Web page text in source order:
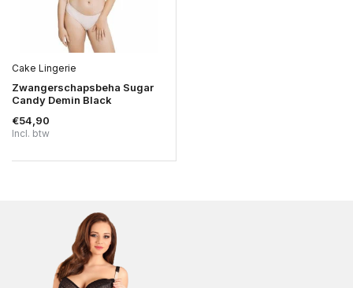
Cake Lingerie
Zwangerschapsbeha Sugar
Candy Demin Black
€54,90
Incl. btw